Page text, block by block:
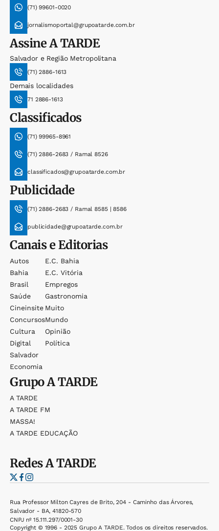
(71) 99601-0020
jornalismoportal@grupoatarde.com.br
AssineA TARDE
Salvador e Região Metropolitana
(71) 2886-1613
Demais localidades
71 2886-1613
Classificados
(71) 99965-8961
(71) 2886-2683 / Ramal 8526
classificados@grupoatarde.com.br
Publicidade
(71) 2886-2683 / Ramal 8585 | 8586
publicidade@grupoatarde.com.br
Canais e Editorias
Autos
Bahia
Brasil
Saúde
Cineinsite
Concursos
Cultura
Digital
Salvador
Economia
E.c. Bahia
E.c. Vitória
Empregos
Gastronomia
Muito
Mundo
Opinião
Política
GrupoA TARDE
A TARDE
A TARDE FM
MASSA!
A TARDE EDUCAÇÃO
RedesA TARDE
Rua Professor Milton Cayres de Brito, 204 - Caminho das Árvores,
Salvador - BA, 41820-570
CNPJ nº 15.111.297/0001-30
Copyright © 1996 - 2025 Grupo A TARDE. Todos os direitos reservados.